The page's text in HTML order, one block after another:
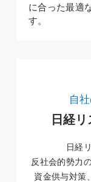
に合った最適
す。
自
日経
日経
反社会的勢力
資金供与対策